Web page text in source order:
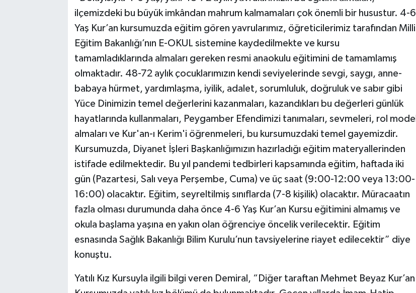
ilçemizdeki bu büyük imkândan mahrum kalmamaları çok önemli bir husustur. 4-6
Yaş Kur’an kursumuzda eğitim gören yavrularımız, öğreticilerimiz tarafından Milli
Eğitim Bakanlığı’nın E-OKUL sistemine kaydedilmekte ve kursu
tamamladıklarında almaları gereken resmi anaokulu eğitimini de tamamlamış
olmaktadır. 48-72 aylık çocuklarımızın kendi seviyelerinde sevgi, saygı, anne-
babaya hürmet, yardımlaşma, iyilik, adalet, sorumluluk, doğruluk ve sabır gibi
Yüce Dinimizin temel değerlerini kazanmaları, kazandıkları bu değerleri günlük
hayatlarında kullanmaları, Peygamber Efendimizi tanımaları, sevmeleri, rol model
almaları ve Kur'an-ı Kerim'i öğrenmeleri, bu kursumuzdaki temel gayemizdir.
Kursumuzda, Diyanet İşleri Başkanlığımızın hazırladığı eğitim materyallerinden
istifade edilmektedir. Bu yıl pandemi tedbirleri kapsamında eğitim, haftada iki
gün (Pazartesi, Salı veya Perşembe, Cuma) ve üç saat (9:00-12:00 veya 13:00-
16:00) olacaktır. Eğitim, seyreltilmiş sınıflarda (7-8 kişilik) olacaktır. Müracaatın
fazla olması durumunda daha önce 4-6 Yaş Kur’an Kursu eğitimini almamış ve
okula başlama yaşına en yakın olan öğrenciye öncelik verilecektir. Eğitim
esnasında Sağlık Bakanlığı Bilim Kurulu’nun tavsiyelerine riayet edilecektir” diye
konuştu.
Yatılı Kız Kursuyla ilgili bilgi veren Demiral, “Diğer taraftan Mehmet Beyaz Kur’an